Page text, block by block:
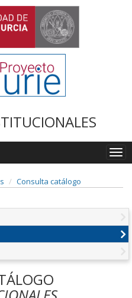
Consulta catálogo